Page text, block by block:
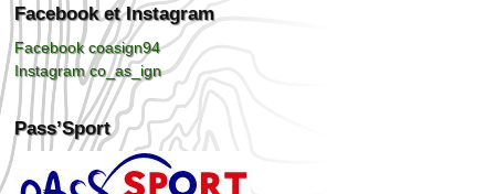
Facebook et Instagram
Facebook coasign94
Instagram co_as_ign
Pass’Sport